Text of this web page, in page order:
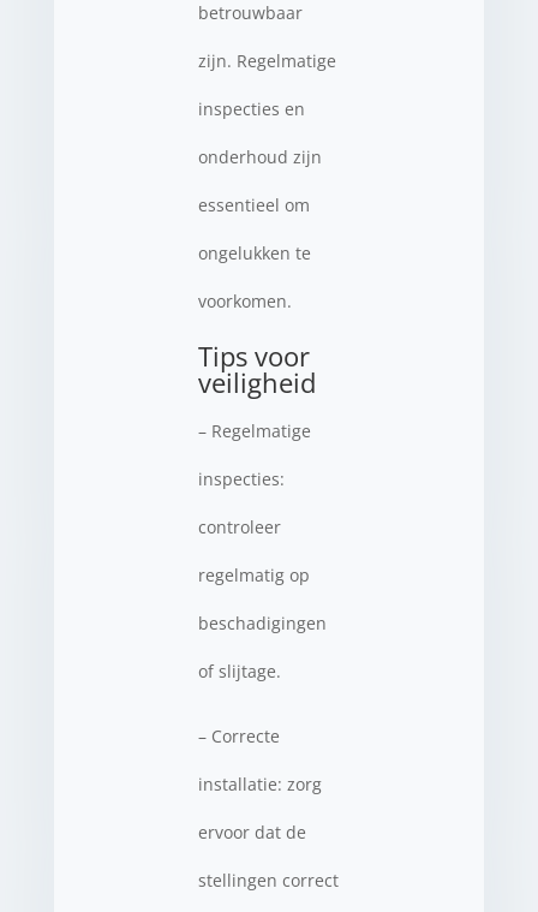
betrouwbaar
zijn. Regelmatige
inspecties en
onderhoud zijn
essentieel om
ongelukken te
voorkomen.
Tips voor
veiligheid
– Regelmatige
inspecties:
controleer
regelmatig op
beschadigingen
of slijtage.
– Correcte
installatie: zorg
ervoor dat de
stellingen correct